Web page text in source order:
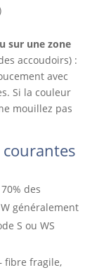
sur une zone
accoudoirs) :
avec
Si la couleur
mouillez pas
des
généralement
S ou WS
fibre fragile,